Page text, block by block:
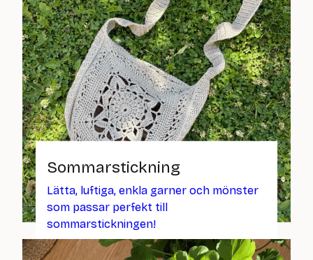
Sommarstickning
Lätta, luftiga, enkla garner och mönster
som passar perfekt till
sommarstickningen!